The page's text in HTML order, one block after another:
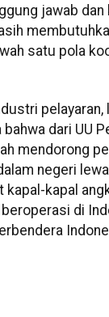
jawab dan
satu pola
pelayaran,
dari UU
mendorong
negeri
kapal-kapal
di